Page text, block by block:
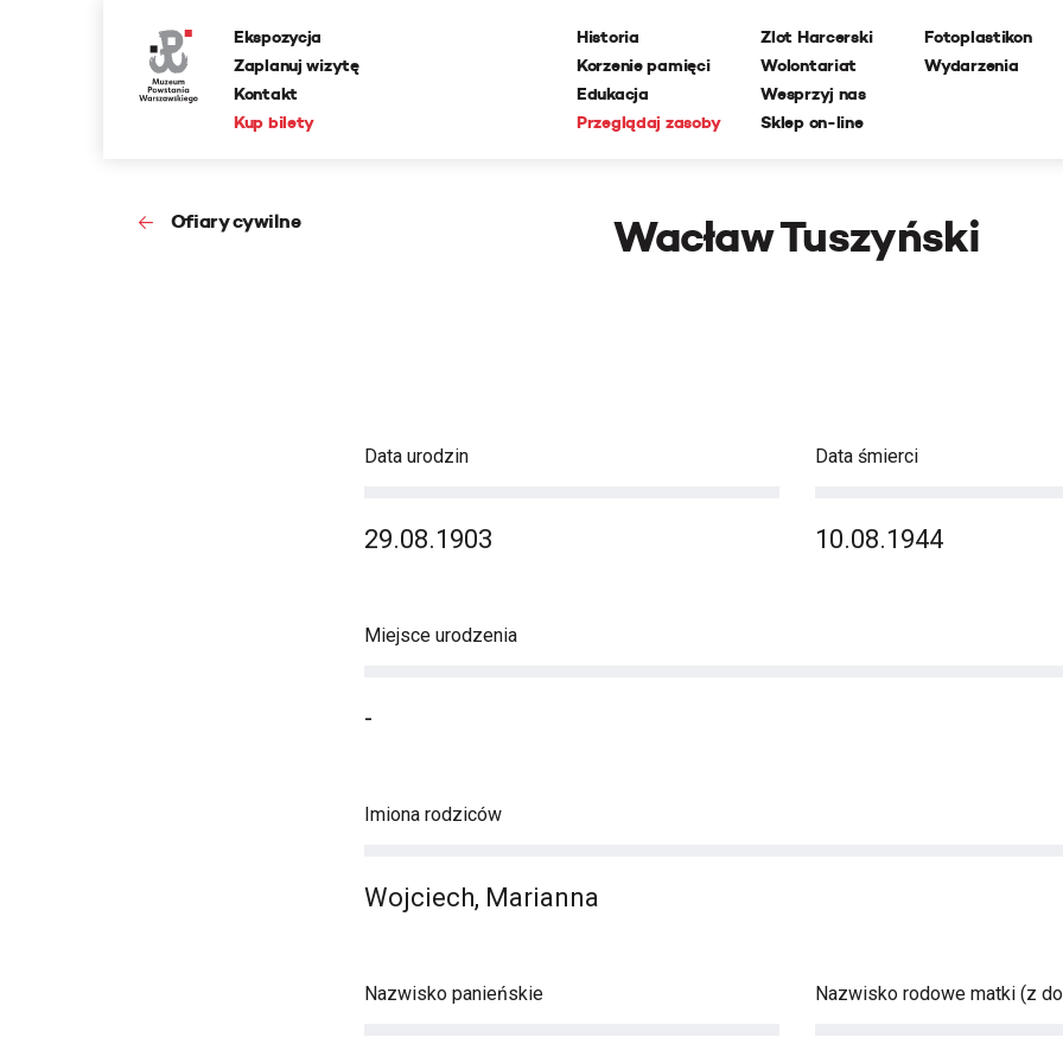
Ekspozycja
Zaplanuj wizytę
Kontakt
Kup bilety
Historia
Korzenie pamięci
Edukacja
Przeglądaj zasoby
Zlot Harcerski
Wolontariat
Wesprzyj nas
Sklep on-line
Fotoplastikon
Wydarzenia
Ofiary cywilne Wacław Tuszyński
Data urodzin
29.08.1903
Data śmierci
10.08.1944
Miejsce urodzenia
-
Imiona rodziców
Wojciech, Marianna
Nazwisko panieńskie Nazwisko rodowe matki (z